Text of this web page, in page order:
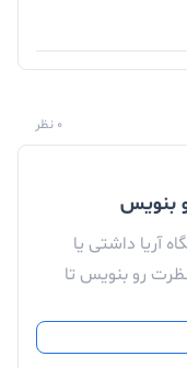
0 نظر
بنویس
آریا داشتی یا
رو بنویس تا